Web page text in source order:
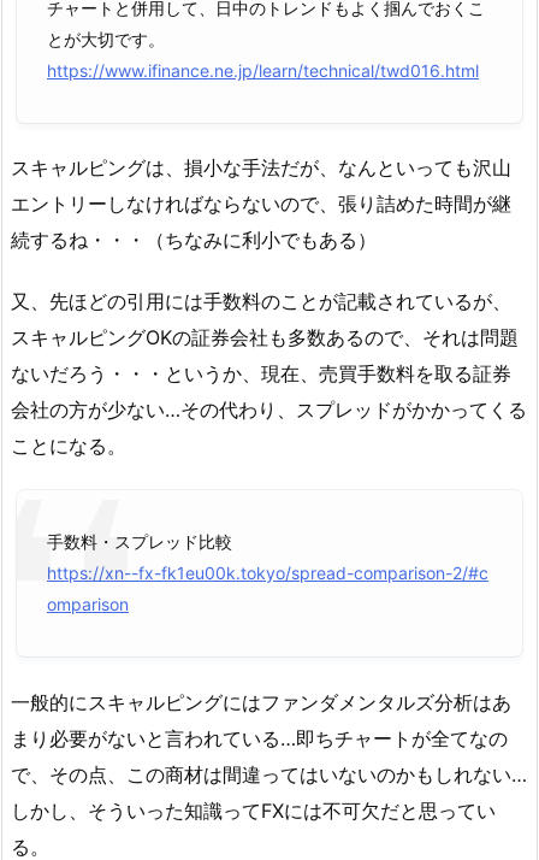
チャートと併用して、日中のトレンドもよく掴んでおくこ
とが大切です。
https://www.ifinance.ne.jp/learn/technical/twd016.html
スキャルピングは、損小な手法だが、なんといっても沢山
エントリーしなければならないので、張り詰めた時間が継
続するね・・・（ちなみに利小でもある）
又、先ほどの引用には手数料のことが記載されているが、
スキャルピングOKの証券会社も多数あるので、それは問題
ないだろう・・・というか、現在、売買手数料を取る証券
会社の方が少ない…その代わり、スプレッドがかかってくる
ことになる。
手数料・スプレッド比較
https://xn--fx-fk1eu00k.tokyo/spread-comparison-2/#c
omparison
一般的にスキャルピングにはファンダメンタルズ分析はあ
まり必要がないと言われている…即ちチャートが全てなの
で、その点、この商材は間違ってはいないのかもしれない…
しかし、そういった知識ってFXには不可欠だと思ってい
る。